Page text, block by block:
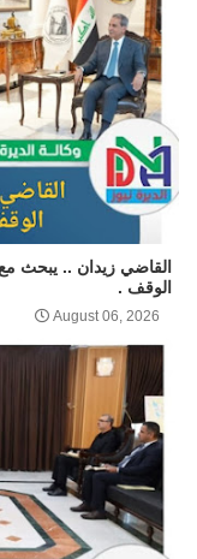
القاضي زيدان .. يبحث
الوقف .
August 06, 2026